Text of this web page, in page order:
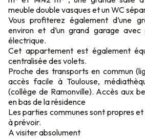
meuble double vasques et un WC
Vous profiterez également d’une
environ et d’un grand garage
électrique.
Cet appartement est également
centralisée des volets.
Proche des transports en commun
accès facile à Toulouse,
(collège de Ramonville). Accès aux
en bas de la résidence
Les parties communes sont propres et
à prévoir.
A visiter absolument